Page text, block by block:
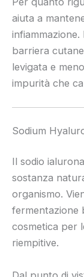
aiuta a
barriera
levigata e
impurità che
Sodium
Il sodio
sostanza
organismo.
fermentazione
cosmetica per
riempitive.